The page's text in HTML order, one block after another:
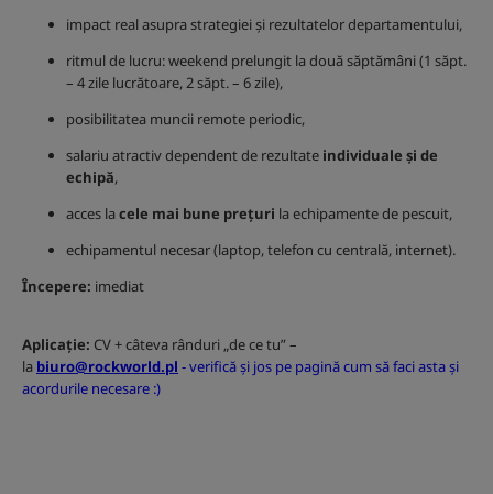
impact real asupra strategiei și rezultatelor departamentului,
ritmul de lucru: weekend prelungit la două săptămâni (1 săpt.
– 4 zile lucrătoare, 2 săpt. – 6 zile),
posibilitatea muncii remote periodic,
salariu atractiv dependent de rezultate individuale și de
echipă,
acces lacele mai bune prețuri la echipamente de pescuit,
echipamentul necesar (laptop, telefon cu centrală, internet).
Începere: imediat
Aplicație: CV + câteva rânduri „de ce tu” –
la biuro@rockworld.pl -verifică și jos pe pagină cum să faci asta și
acordurile necesare :)